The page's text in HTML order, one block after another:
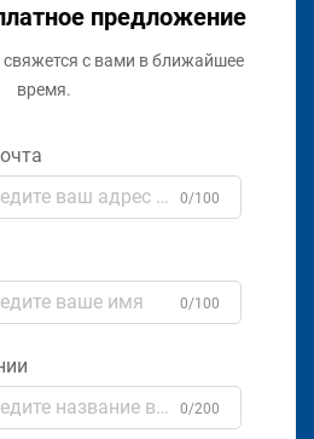
предложение
с вами в ближайшее
время.
0/100
0/100
0/200